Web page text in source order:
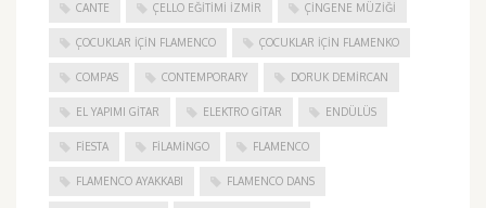
CANTE ÇELLO EĞITIMI İZMIR ÇINGENE MÜZIĞI
ÇOCUKLAR IÇIN FLAMENCO ÇOCUKLAR IÇIN FLAMENKO
COMPAS CONTEMPORARY DORUK DEMIRCAN
EL YAPIMI GITAR ELEKTRO GITAR ENDÜLÜS
FIESTA FILAMINGO FLAMENCO
FLAMENCO AYAKKABI FLAMENCO DANS